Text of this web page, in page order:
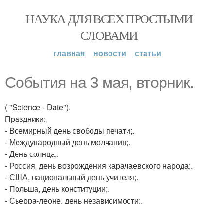
НАУКА ДЛЯ ВСЕХ ПРОСТЫМИ
СЛОВАМИ
главная новости статьи
События на 3 мая, вторник.
( "Science - Date").
Праздники:
- Всемирный день свободы печати;.
- Международный день молчания;.
- День солнца;.
- Россия, день возрождения карачаевского народа;.
- США, национальный день учителя;.
- Польша, день конституции;.
- Сьерра-леоне, день независимости;.